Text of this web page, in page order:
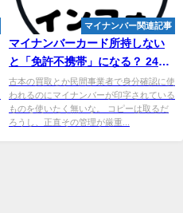
マイナンバー関連記事
マイナンバーカード所持しない
と「免許不携帯」になる？ 24年
度末に「一体化」で何が変わ
る？ 気 ...
古本の買取とか民間事業者で身分確認に使
われるのにマイナンバーが印字されている
ものを使いたく無いな。 コピーは取るだ
ろうし、正直その管理が厳重...